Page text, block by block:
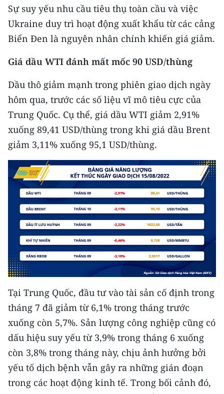
VỀ BÁO NHÂN DÂN
NHÂN DÂN HẰNG THÁNG
MUA BÁO
ĐỌC BÁO IN
ENGLISH
中文
FRANÇAIS
РУССКИЙ
ESPAÑOL
한국어
Sự suy yếu nhu cầu tiêu thụ toàn cầu và việc
Ukraine duy trì hoạt động xuất khẩu từ các cảng
Biển Đen là nguyên nhân chính khiến giá giảm.
Giá dầu WTI đánh mất mốc 90 USD/thùng
Dầu thô giảm mạnh trong phiên giao dịch ngày
hôm qua, trước các số liệu vĩ mô tiêu cực của
Trung Quốc. Cụ thể, giá dầu WTI giảm 2,91%
xuống 89,41 USD/thùng trong khi giá dầu Brent
giảm 3,11% xuống 95,1 USD/thùng.
Tại Trung Quốc, đầu tư vào tài sản cố định trong
tháng 7 đã giảm từ 6,1% trong tháng trước
xuống còn 5,7%. Sản lượng công nghiệp cũng có
dấu hiệu suy yếu từ 3,9% trong tháng 6 xuống
còn 3,8% trong tháng này, chịu ảnh hưởng bởi
yếu tố dịch bệnh vẫn gây ra những gián đoạn
trong các hoạt động kinh tế. Trong bối cảnh đó,